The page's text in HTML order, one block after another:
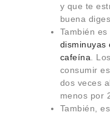
y que te
buena
También
disminuyas
cafeína .
consumir
dos veces
menos por
También,